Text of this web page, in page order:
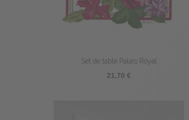
Set de table Palais Royal
21,70 €